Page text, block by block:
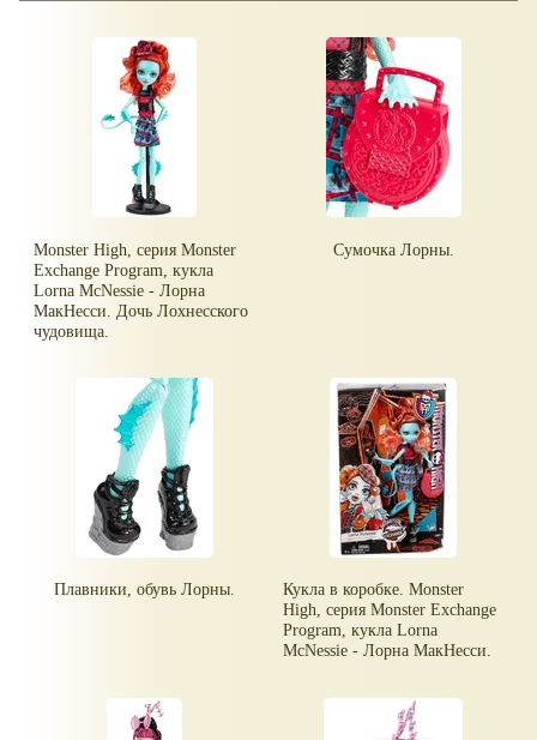
Monster High, серия Monster
Exchange Program, кукла
Lorna McNessie - Лорна
МакНесси. Дочь Лохнесского
чудовища.
Сумочка Лорны.
Плавники, обувь Лорны.
Кукла в коробке. Monster
High, серия Monster Exchange
Program, кукла Lorna
McNessie - Лорна МакНесси.